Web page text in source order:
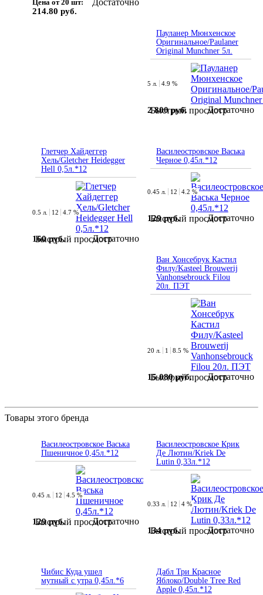
Цена от 20 шт:
214.80 руб.
Пауланер Мюнхенское
Оригинальное/Paulaner
Original Munchner 5л.
Быстрый просмотр
5 л. 4.9 %
2 800 руб. Достаточно
Глетчер Хайдеггер
Хель/Gletcher Heidegger
Hell 0,5л.*12
Быстрый просмотр
0.5 л. 12 4.7 %
160 руб. Достаточно
Василеостровское Васька
Черное 0,45л.*12
Быстрый просмотр
0.45 л. 12 4.2 %
129 руб. Достаточно
Ван Хонсебрук Кастил
Филу/Kasteel Brouwerij
Vanhonsebrouck Filou
20л. ПЭТ
Быстрый просмотр
20 л. 1 8.5 %
15 080 руб. Достаточно
Товары этого бренда
Василеостровское Васька
Пшеничное 0,45л.*12
Быстрый просмотр
0.45 л. 12 4.5 %
129 руб. Достаточно
Василеостровское Крик
Де Лютин/Kriek De
Lutin 0,33л.*12
Быстрый просмотр
0.33 л. 12 4 %
134 руб. Достаточно
Чибис Куда ушел
мутный с утра 0,45л.*6
Дабл Три Красное
Яблоко/Double Tree Red
Apple 0,45л.*12